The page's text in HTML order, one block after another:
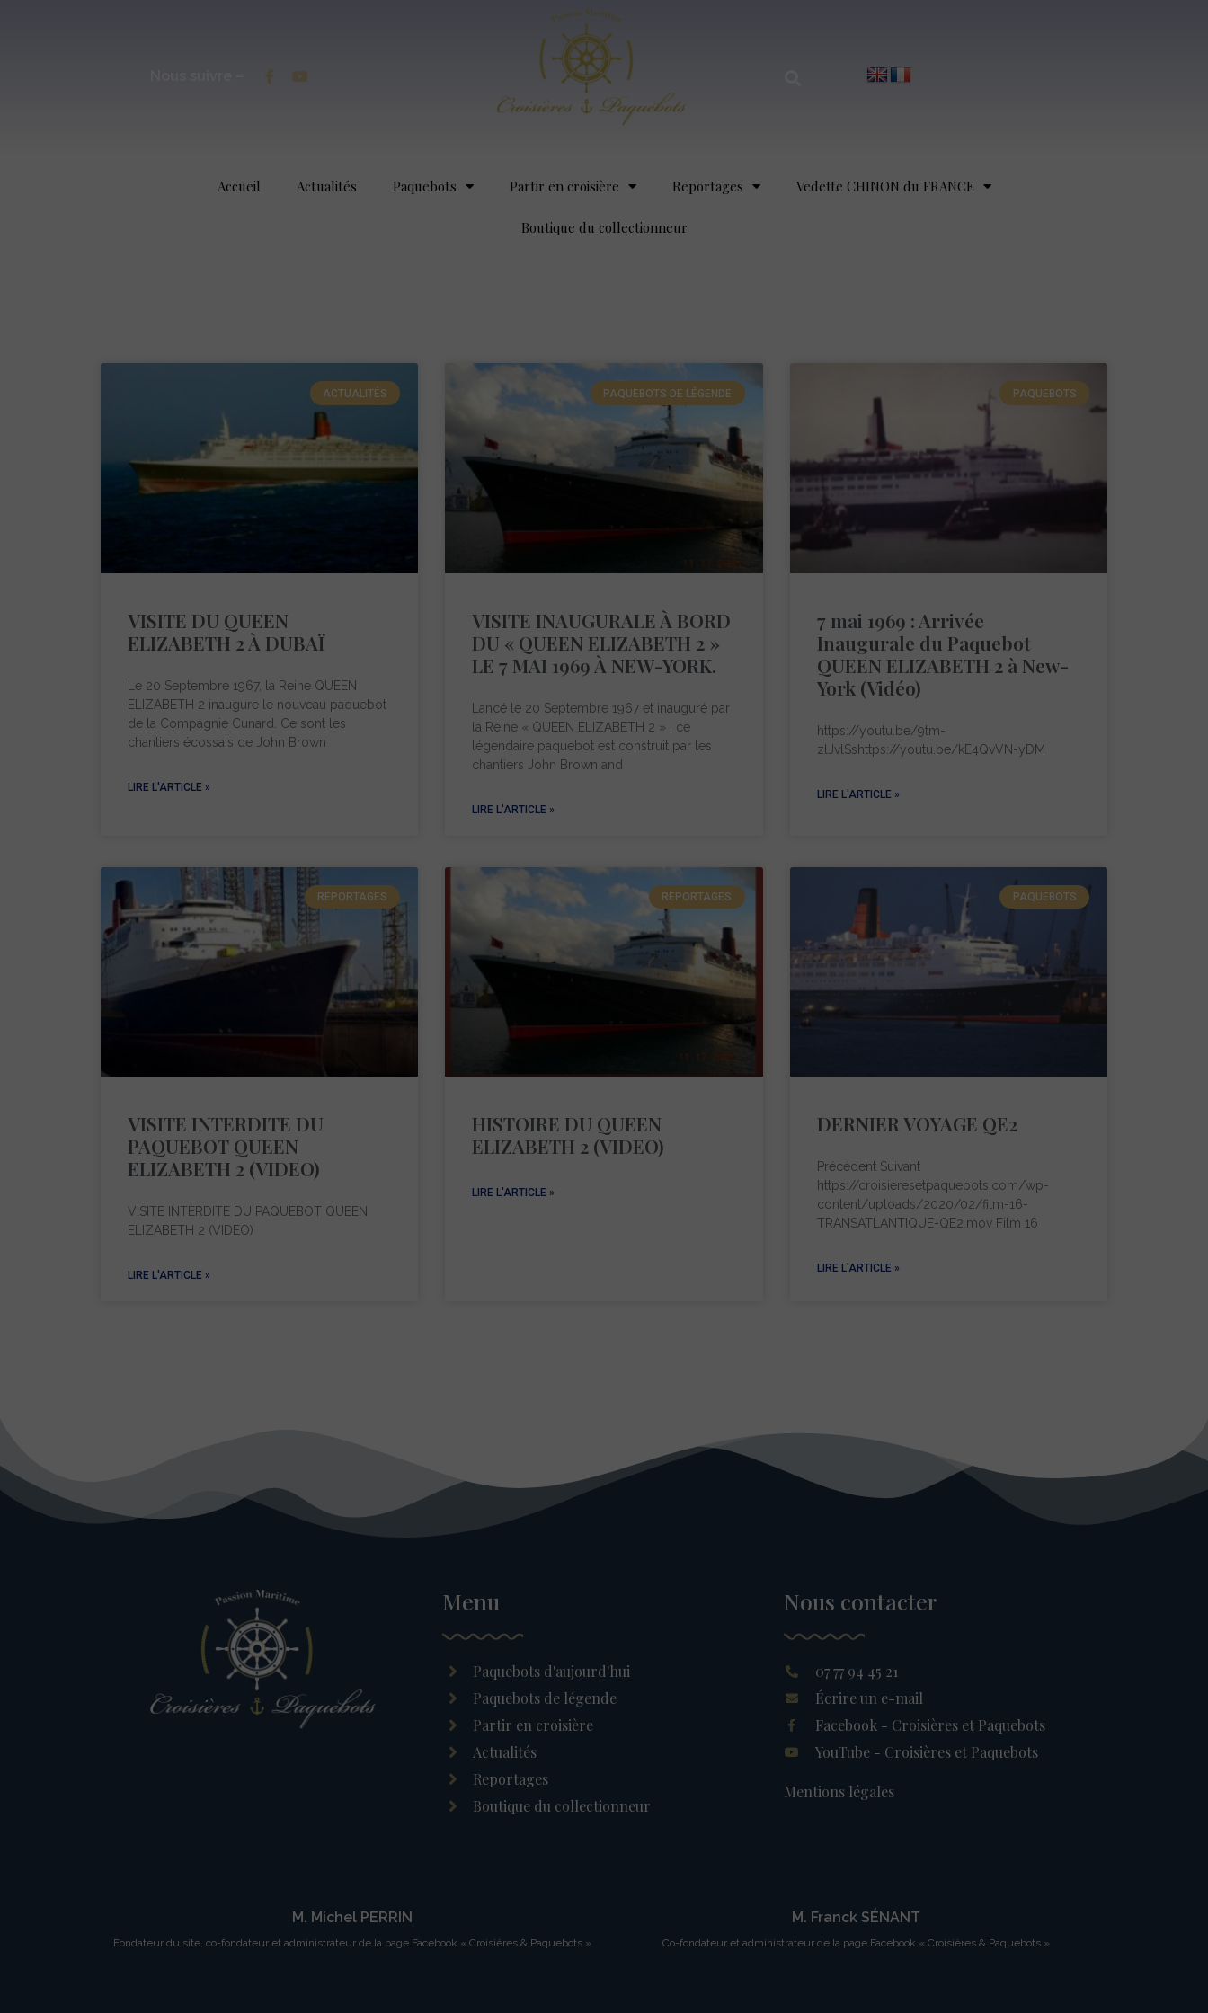
Accueil Actualités Paquebots Partir en croisière Reportages Vedette CHINON du FRANCE
Boutique du collectionneur
ACTUALITÉS
VISITE DU QUEEN
ELIZABETH 2 À DUBAÏ
Le 20 Septembre 1967, la Reine QUEEN
ELIZABETH 2 inaugure le nouveau paquebot
de la Compagnie Cunard. Ce sont les
chantiers écossais de John Brown
LIRE L'ARTICLE »
PAQUEBOTS DE LÉGENDE
VISITE INAUGURALE À BORD
DU « QUEEN ELIZABETH 2 »
LE 7 MAI 1969 À NEW-YORK.
Lancé le 20 Septembre 1967 et inauguré par
la Reine « QUEEN ELIZABETH 2 » , ce
légendaire paquebot est construit par les
chantiers John Brown and
LIRE L'ARTICLE »
PAQUEBOTS
7 mai 1969 : Arrivée
Inaugurale du Paquebot
QUEEN ELIZABETH 2 à New-
York (Vidéo)
https://youtu.be/9tm-
zlJvlSshttps://youtu.be/kE4QvVN-yDM
LIRE L'ARTICLE »
REPORTAGES
VISITE INTERDITE DU
PAQUEBOT QUEEN
ELIZABETH 2 (VIDEO)
VISITE INTERDITE DU PAQUEBOT QUEEN
ELIZABETH 2 (VIDEO)
LIRE L'ARTICLE »
REPORTAGES
HISTOIRE DU QUEEN
ELIZABETH 2 (VIDEO)
LIRE L'ARTICLE »
PAQUEBOTS
DERNIER VOYAGE QE2
Précédent Suivant
https://croisieresetpaquebots.com/wp-
content/uploads/2020/02/film-16-
TRANSATLANTIQUE-QE2.mov Film 16
LIRE L'ARTICLE »
Menu
Paquebots d'aujourd'hui
Paquebots de légende
Partir en croisière
Actualités
Reportages
Boutique du collectionneur
Nous contacter
07 77 94 45 21
Écrire un e-mail
Facebook - Croisières et Paquebots
YouTube - Croisières et Paquebots
Mentions légales
M. Michel PERRIN
Fondateur du site, co-fondateur et administrateur de la page Facebook « Croisières & Paquebots »
M. Franck SÉNANT
Co-fondateur et administrateur de la page Facebook « Croisières & Paquebots »